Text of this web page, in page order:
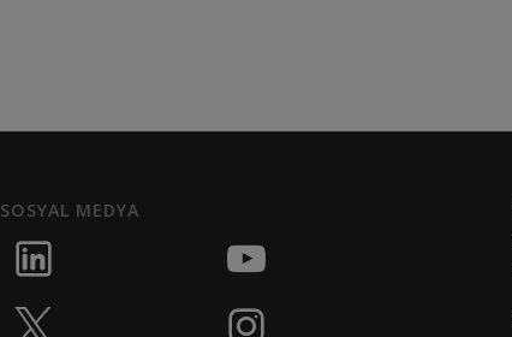
SOSYAL MEDYA